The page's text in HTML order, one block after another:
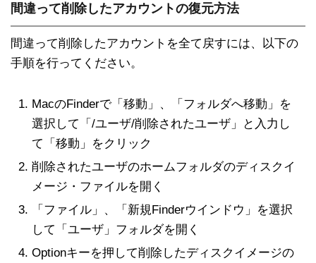
間違って削除したアカウントの復元方法
間違って削除したアカウントを全て戻すには、以下の
手順を行ってください。
MacのFinderで「移動」、「フォルダへ移動」を
選択して「/ユーザ/削除されたユーザ」と入力し
て「移動」をクリック
削除されたユーザのホームフォルダのディスクイ
メージ・ファイルを開く
「ファイル」、「新規Finderウインドウ」を選択
して「ユーザ」フォルダを開く
Optionキーを押して削除したディスクイメージの